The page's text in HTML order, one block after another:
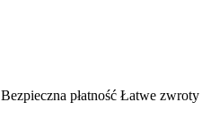
Bezpieczna płatność Łatwe zwroty